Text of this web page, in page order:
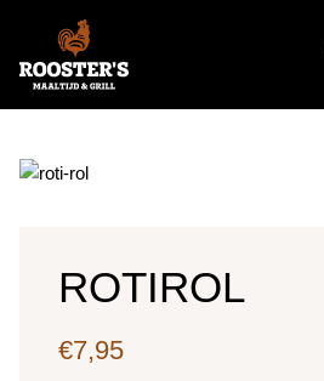
ROTIROL
€7,95